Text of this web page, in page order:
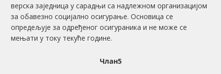
верска заједница у сарадњи са надлежном организацијом
за обавезно социјално осигурање. Основица се
опредељује за одређеног осигураника и не може се
мењати у току текуће године.
Члан5